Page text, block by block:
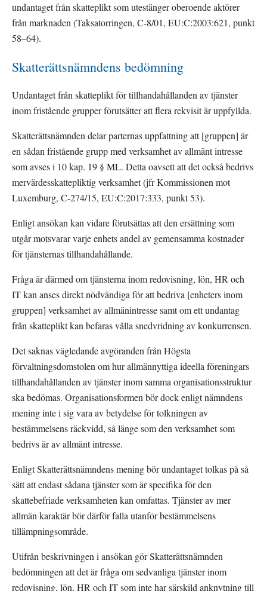
undantaget från skatteplikt som utestänger oberoende aktörer
från marknaden (Taksatorringen, C-8/01, EU:C:2003:621, punkt
58–64).
Skatterättsnämndens bedömning
Undantaget från skatteplikt för tillhandahållanden av tjänster
inom fristående grupper förutsätter att flera rekvisit är uppfyllda.
Skatterättsnämnden delar parternas uppfattning att [gruppen] är
en sådan fristående grupp med verksamhet av allmänt intresse
som avses i 10 kap. 19 § ML. Detta oavsett att det också bedrivs
mervärdesskattepliktig verksamhet (jfr Kommissionen mot
Luxemburg, C-274/15, EU:C:2017:333, punkt 53).
Enligt ansökan kan vidare förutsättas att den ersättning som
utgår motsvarar varje enhets andel av gemensamma kostnader
för tjänsternas tillhandahållande.
Fråga är därmed om tjänsterna inom redovisning, lön, HR och
IT kan anses direkt nödvändiga för att bedriva [enheters inom
gruppen] verksamhet av allmänintresse samt om ett undantag
från skatteplikt kan befaras vålla snedvridning av konkurrensen.
Det saknas vägledande avgöranden från Högsta
förvaltningsdomstolen om hur allmännyttiga ideella föreningars
tillhandahållanden av tjänster inom samma organisationsstruktur
ska bedömas. Organisationsformen bör dock enligt nämndens
mening inte i sig vara av betydelse för tolkningen av
bestämmelsens räckvidd, så länge som den verksamhet som
bedrivs är av allmänt intresse.
Enligt Skatterättsnämndens mening bör undantaget tolkas på så
sätt att endast sådana tjänster som är specifika för den
skattebefriade verksamheten kan omfattas. Tjänster av mer
allmän karaktär bör därför falla utanför bestämmelsens
tillämpningsområde.
Utifrån beskrivningen i ansökan gör Skatterättsnämnden
bedömningen att det är fråga om sedvanliga tjänster inom
redovisning, lön, HR och IT som inte har särskild anknytning till